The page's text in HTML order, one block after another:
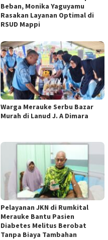
Beban, Monika Yaguyamu
Rasakan Layanan Optimal di
RSUD Mappi
Warga Merauke Serbu Bazar
Murah di Lanud J. A Dimara
Pelayanan JKN di Rumkital
Merauke Bantu Pasien
Diabetes Melitus Berobat
Tanpa Biaya Tambahan